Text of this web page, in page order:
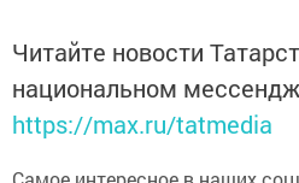
Читайте новости
национальном
https://max.ru/tatmedia